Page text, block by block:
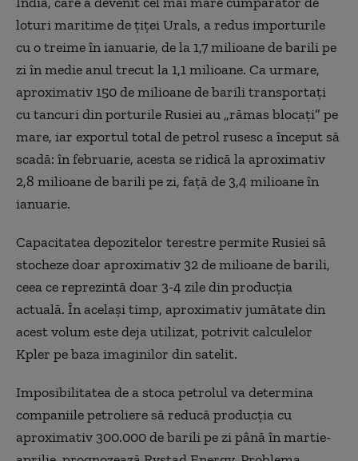
loturi maritime de țiței Urals, a redus importurile
cu o treime în ianuarie, de la 1,7 milioane de barili pe
zi în medie anul trecut la 1,1 milioane. Ca urmare,
aproximativ 150 de milioane de barili transportați
cu tancuri din porturile Rusiei au „rămas blocați” pe
mare, iar exportul total de petrol rusesc a început să
scadă: în februarie, acesta se ridică la aproximativ
2,8 milioane de barili pe zi, față de 3,4 milioane în
ianuarie.
Capacitatea depozitelor terestre permite Rusiei să
stocheze doar aproximativ 32 de milioane de barili,
ceea ce reprezintă doar 3-4 zile din producția
actuală. În același timp, aproximativ jumătate din
acest volum este deja utilizat, potrivit calculelor
Kpler pe baza imaginilor din satelit.
Imposibilitatea de a stoca petrolul va determina
companiile petroliere să reducă producția cu
aproximativ 300.000 de barili pe zi până în martie-